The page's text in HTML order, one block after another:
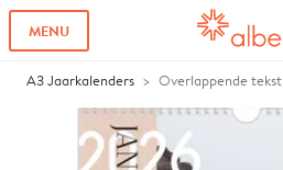
MENU
A3 Jaarkalenders Overlappende tekst